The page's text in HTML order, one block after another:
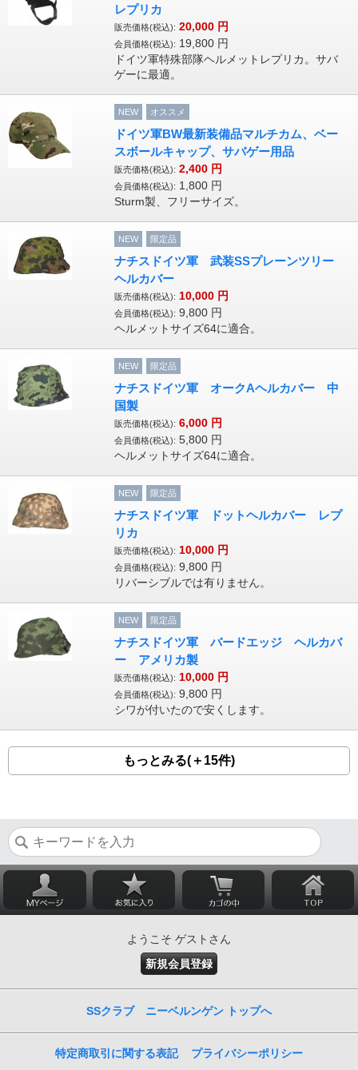
レプリカ
販売価格(税込): 20,000 円
会員価格(税込): 19,800 円
ドイツ軍特殊部隊ヘルメットレプリカ。サバ
ゲーに最適。
NEW オススメ
ドイツ軍BW最新装備品マルチカム、ベー
スボールキャップ、サバゲー用品
販売価格(税込): 2,400 円
会員価格(税込): 1,800 円
Sturm製、フリーサイズ。
NEW 限定品
ナチスドイツ軍 武装SSプレーンツリー
ヘルカバー
販売価格(税込): 10,000 円
会員価格(税込): 9,800 円
ヘルメットサイズ64に適合。
NEW 限定品
ナチスドイツ軍 オークAヘルカバー 中
国製
販売価格(税込): 6,000 円
会員価格(税込): 5,800 円
ヘルメットサイズ64に適合。
NEW 限定品
ナチスドイツ軍 ドットヘルカバー レプ
リカ
販売価格(税込): 10,000 円
会員価格(税込): 9,800 円
リバーシブルでは有りません。
NEW 限定品
ナチスドイツ軍 バードエッジ ヘルカバ
ー アメリカ製
販売価格(税込): 10,000 円
会員価格(税込): 9,800 円
シワが付いたので安くします。
もっとみる(＋15件)
ようこそ ゲストさん
新規会員登録
SSクラブ ニーベルンゲン トップへ
特定商取引に関する表記 プライバシーポリシー